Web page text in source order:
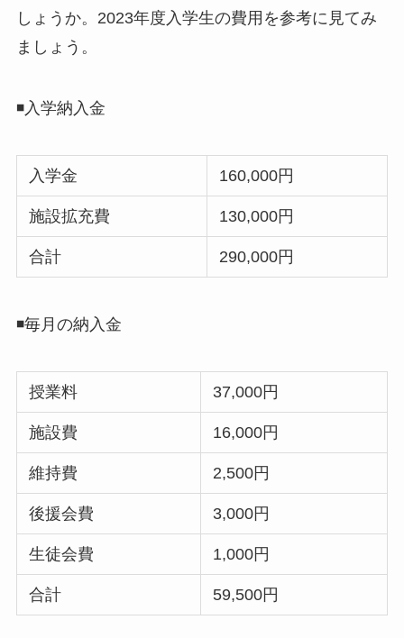
しょうか。2023年度入学生の費用を参考に見てみ
ましょう。
◾️入学納入金
入学金 160,000円
施設拡充費 130,000円
合計 290,000円
◾️毎月の納入金
授業料 37,000円
施設費 16,000円
維持費 2,500円
後援会費 3,000円
生徒会費 1,000円
合計 59,500円